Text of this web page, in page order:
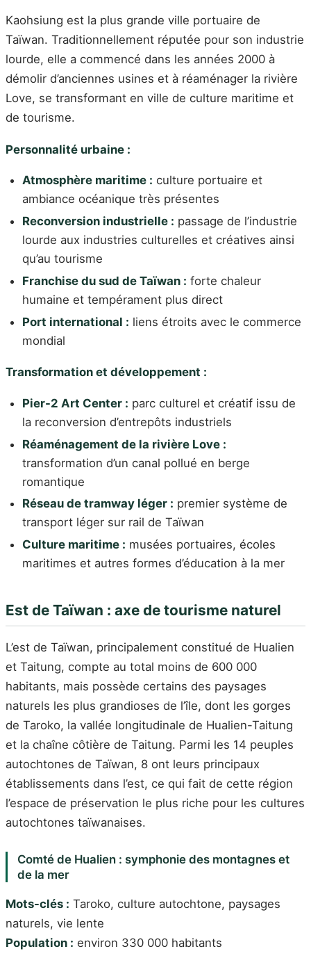
Kaohsiung est la plus grande ville portuaire de
Taïwan. Traditionnellement réputée pour son industrie
lourde, elle a commencé dans les années 2000 à
démolir d’anciennes usines et à réaménager la rivière
Love, se transformant en ville de culture maritime et
de tourisme.
Personnalité urbaine :
Atmosphère maritime : culture portuaire et
ambiance océanique très présentes
Reconversion industrielle : passage de l’industrie
lourde aux industries culturelles et créatives ainsi
qu’au tourisme
Franchise du sud de Taïwan : forte chaleur
humaine et tempérament plus direct
Port international : liens étroits avec le commerce
mondial
Transformation et développement :
Pier-2 Art Center : parc culturel et créatif issu de
la reconversion d’entrepôts industriels
Réaménagement de la rivière Love :
transformation d’un canal pollué en berge
romantique
Réseau de tramway léger : premier système de
transport léger sur rail de Taïwan
Culture maritime : musées portuaires, écoles
maritimes et autres formes d’éducation à la mer
Est de Taïwan : axe de tourisme naturel
L’est de Taïwan, principalement constitué de Hualien
et Taitung, compte au total moins de 600 000
habitants, mais possède certains des paysages
naturels les plus grandioses de l’île, dont les gorges
de Taroko, la vallée longitudinale de Hualien-Taitung
et la chaîne côtière de Taitung. Parmi les 14 peuples
autochtones de Taïwan, 8 ont leurs principaux
établissements dans l’est, ce qui fait de cette région
l’espace de préservation le plus riche pour les cultures
autochtones taïwanaises.
Comté de Hualien : symphonie des montagnes et
de la mer
Mots-clés : Taroko, culture autochtone, paysages
naturels, vie lente
Population : environ 330 000 habitants